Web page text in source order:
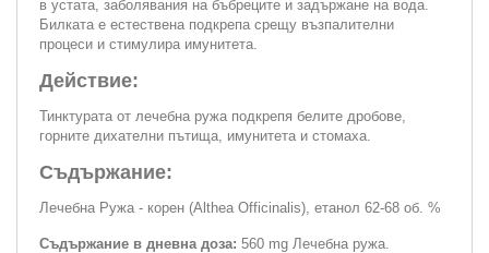
в устата, заболявания на бъбреците и задържане на вода.
Билката е естествена подкрепа срещу възпалителни
процеси и стимулира имунитета.
Действие:
Тинктурата от лечебна ружа подкрепя белите дробове,
горните дихателни пътища, имунитета и стомаха.
Съдържание:
Лечебна Ружа - корен (Althea Officinalis), етанол 62-68 об. %
Съдържание в дневна доза: 560 mg Лечебна ружа.